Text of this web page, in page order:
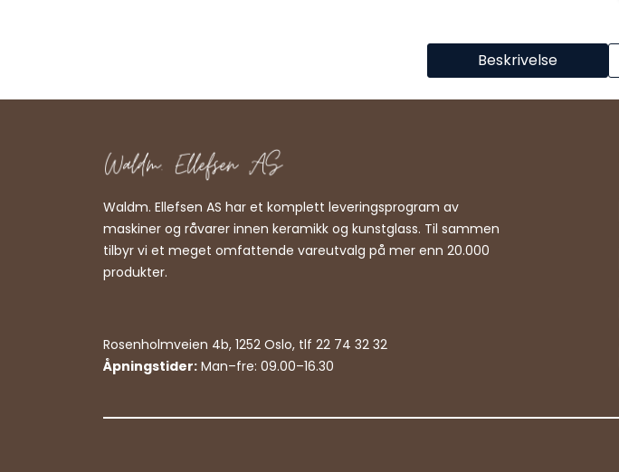
Beskrivelse
Waldm. Ellefsen AS har et komplett leveringsprogram av
maskiner og råvarer innen keramikk og kunstglass. Til sammen
tilbyr vi et meget omfattende vareutvalg på mer enn 20.000
produkter.
Rosenholmveien 4b, 1252 Oslo, tlf 22 74 32 32
Åpningstider: Man–fre: 09.00–16.30